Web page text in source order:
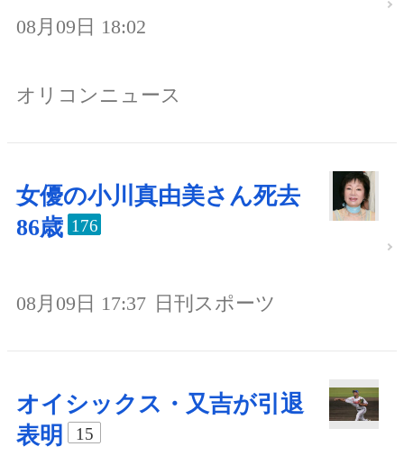
08月09日 18:02
オリコンニュース
女優の小川真由美さん死去
86歳 176
08月09日 17:37 日刊スポーツ
オイシックス・又吉が引退
表明
15